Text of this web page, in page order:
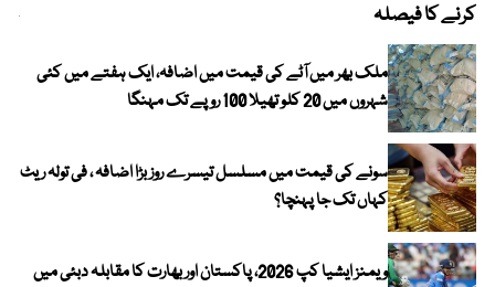
کرنے کا فیصلہ
ملک بھر میں آٹے کی قیمت میں اضافہ، ایک ہفتے میں کئی
شہروں میں 20 کلو تھیلا 100 روپے تک مہنگا
سونے کی قیمت میں مسلسل تیسرے روز بڑا اضافہ ، فی تولہ ریٹ
کہاں تک جا پہنچا؟
ویمنز ایشیا کپ 2026، پاکستان اور بھارت کا مقابلہ دبئی میں